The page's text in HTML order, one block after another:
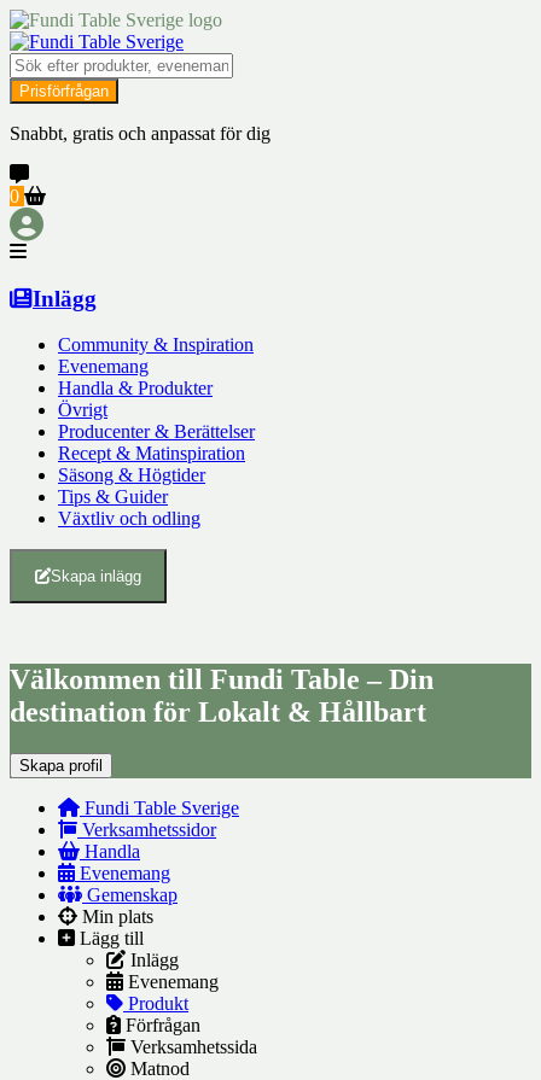
Prisförfrågan
Snabbt, gratis och anpassat för dig
0
Inlägg
Community & Inspiration
Evenemang
Handla & Produkter
Övrigt
Producenter & Berättelser
Recept & Matinspiration
Säsong & Högtider
Tips & Guider
Växtliv och odling
Skapa inlägg
Välkommen till Fundi Table – Din
destination för Lokalt & Hållbart
Skapa profil
Fundi Table Sverige
Verksamhetssidor
Handla
Evenemang
Gemenskap
Min plats
Lägg till
Inlägg
Evenemang
Produkt
Förfrågan
Verksamhetssida
Matnod